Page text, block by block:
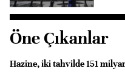
Öne Çıkanlar
Hazine, iki tahvilde 151